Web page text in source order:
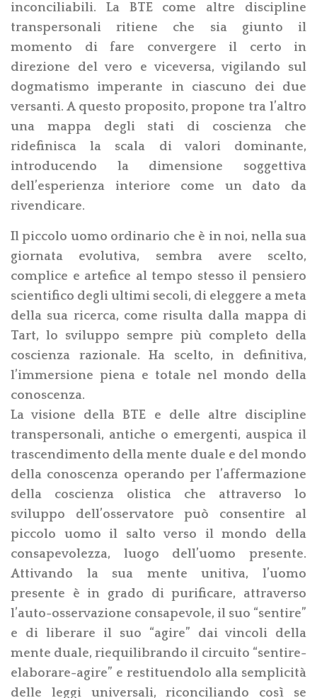
inconciliabili. La BTE come altre discipline
transpersonali ritiene che sia giunto il
momento di fare convergere il certo in
direzione del vero e viceversa, vigilando sul
dogmatismo imperante in ciascuno dei due
versanti. A questo proposito, propone tra l’altro
una mappa degli stati di coscienza che
ridefinisca la scala di valori dominante,
introducendo la dimensione soggettiva
dell’esperienza interiore come un dato da
rivendicare.
Il piccolo uomo ordinario che è in noi, nella sua
giornata evolutiva, sembra avere scelto,
complice e artefice al tempo stesso il pensiero
scientifico degli ultimi secoli, di eleggere a meta
della sua ricerca, come risulta dalla mappa di
Tart, lo sviluppo sempre più completo della
coscienza razionale. Ha scelto, in definitiva,
l’immersione piena e totale nel mondo della
conoscenza.
La visione della BTE e delle altre discipline
transpersonali, antiche o emergenti, auspica il
trascendimento della mente duale e del mondo
della conoscenza operando per l’affermazione
della coscienza olistica che attraverso lo
sviluppo dell’osservatore può consentire al
piccolo uomo il salto verso il mondo della
consapevolezza, luogo dell’uomo presente.
Attivando la sua mente unitiva, l’uomo
presente è in grado di purificare, attraverso
l’auto-osservazione consapevole, il suo “sentire”
e di liberare il suo “agire” dai vincoli della
mente duale, riequilibrando il circuito “sentire-
elaborare-agire” e restituendolo alla semplicità
delle leggi universali, riconciliando così se